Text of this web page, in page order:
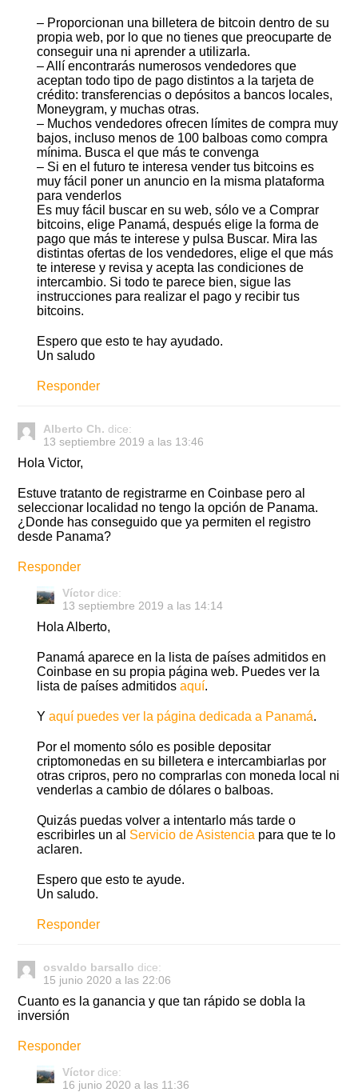
– Proporcionan una billetera de bitcoin dentro de su
propia web, por lo que no tienes que preocuparte de
conseguir una ni aprender a utilizarla.
– Allí encontrarás numerosos vendedores que
aceptan todo tipo de pago distintos a la tarjeta de
crédito: transferencias o depósitos a bancos locales,
Moneygram, y muchas otras.
– Muchos vendedores ofrecen límites de compra muy
bajos, incluso menos de 100 balboas como compra
mínima. Busca el que más te convenga
– Si en el futuro te interesa vender tus bitcoins es
muy fácil poner un anuncio en la misma plataforma
para venderlos
Es muy fácil buscar en su web, sólo ve a Comprar
bitcoins, elige Panamá, después elige la forma de
pago que más te interese y pulsa Buscar. Mira las
distintas ofertas de los vendedores, elige el que más
te interese y revisa y acepta las condiciones de
intercambio. Si todo te parece bien, sigue las
instrucciones para realizar el pago y recibir tus
bitcoins.
Espero que esto te hay ayudado.
Un saludo
Responder
Alberto Ch. dice:
13 septiembre 2019 a las 13:46
Hola Victor,
Estuve tratanto de registrarme en Coinbase pero al
seleccionar localidad no tengo la opción de Panama.
¿Donde has conseguido que ya permiten el registro
desde Panama?
Responder
Víctor dice:
13 septiembre 2019 a las 14:14
Hola Alberto,
Panamá aparece en la lista de países admitidos en
Coinbase en su propia página web. Puedes ver la
lista de países admitidosaquí.
Yaquí puedes ver la página dedicada a Panamá.
Por el momento sólo es posible depositar
criptomonedas en su billetera e intercambiarlas por
otras cripros, pero no comprarlas con moneda local ni
venderlas a cambio de dólares o balboas.
Quizás puedas volver a intentarlo más tarde o
escribirles un al Servicio de Asistencia para que te lo
aclaren.
Espero que esto te ayude.
Un saludo.
Responder
osvaldo barsallo dice:
15 junio 2020 a las 22:06
Cuanto es la ganancia y que tan rápido se dobla la
inversión
Responder
Víctor dice:
16 junio 2020 a las 11:36